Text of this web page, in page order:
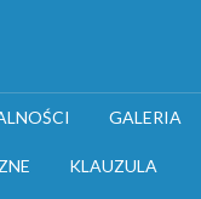
GALERIA
KLAUZULA